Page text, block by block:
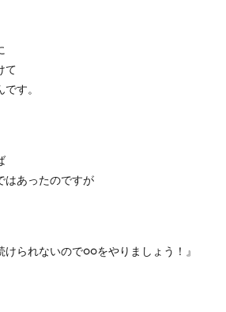
て
す。
はあったのですが
けられないので○○をやりましょう！』